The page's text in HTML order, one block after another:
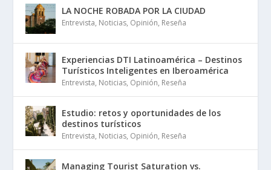
LA NOCHE ROBADA POR LA CIUDAD
Entrevista, Noticias, Opinión, Reseña
Experiencias DTI Latinoamérica – Destinos
Turísticos Inteligentes en Iberoamérica
Entrevista, Noticias, Opinión, Reseña
Estudio: retos y oportunidades de los
destinos turísticos
Entrevista, Noticias, Opinión, Reseña
Managing Tourist Saturation vs.